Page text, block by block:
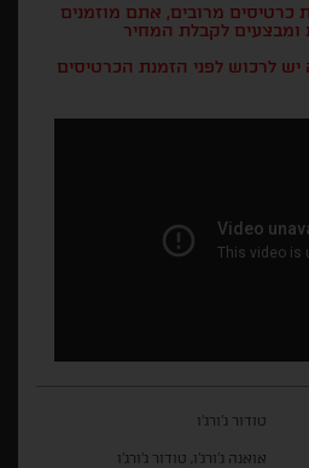
כרטיסים מרובים, אתם מוזמנים
ומבצעים לקבלת המחיר
לרכוש לפני הזמנת הכרטיסים
טודור ג'ורג'ו
אואנה ג'ורג'ו, טודור ג'ורג'ו